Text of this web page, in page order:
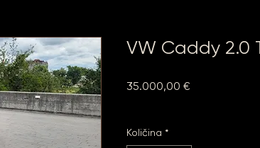
VW Caddy 2.0
35.000,00 €
Količina *